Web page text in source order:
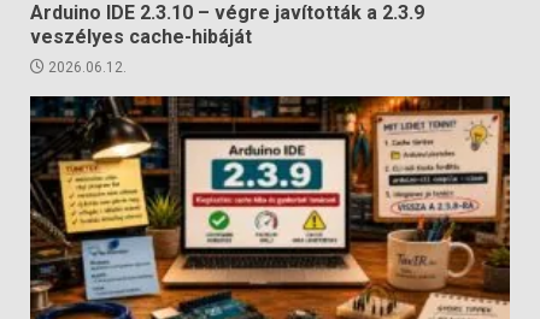
Arduino IDE 2.3.10 – végre javították a 2.3.9
veszélyes cache-hibáját
2026.06.12.